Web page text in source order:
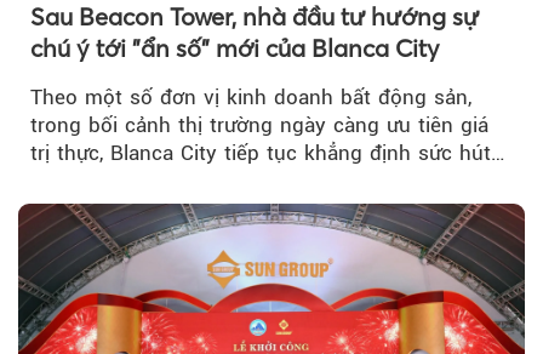
Sau Beacon Tower, nhà đầu tư hướng sự
chú ý tới "ẩn số" mới của Blanca City
Theo một số đơn vị kinh doanh bất động sản,
trong bối cảnh thị trường ngày càng ưu tiên giá
trị thực, Blanca City tiếp tục khẳng định sức hút